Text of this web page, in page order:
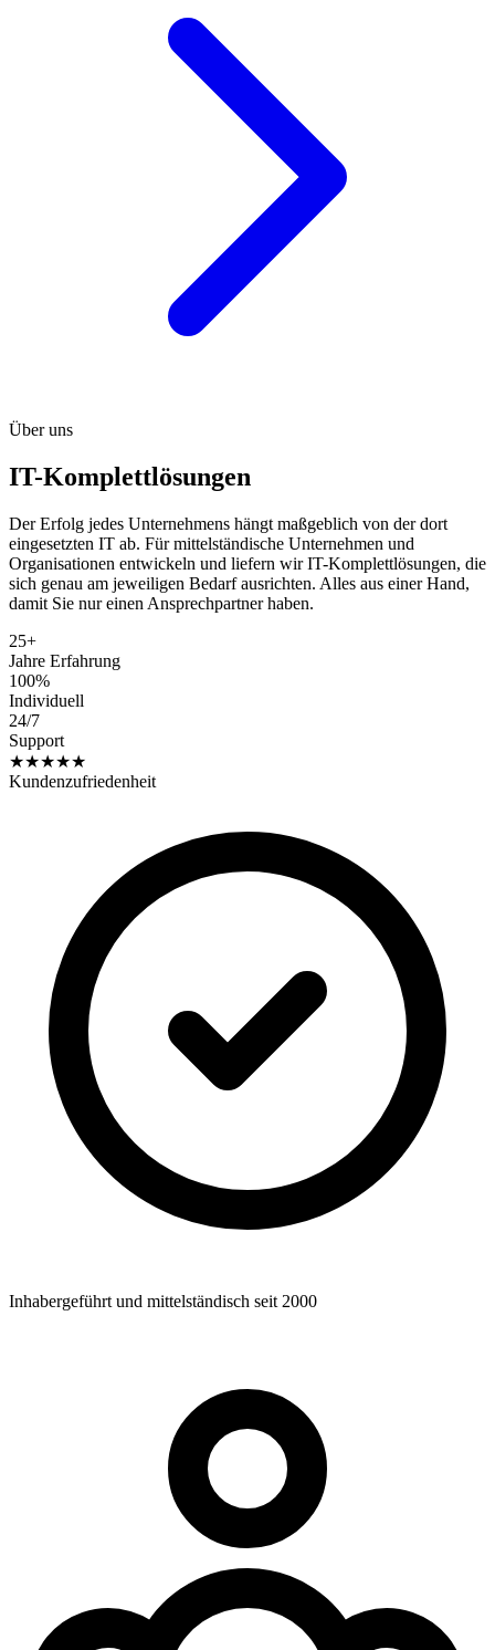
Über uns
IT-Komplettlösungen
Der Erfolg jedes Unternehmens hängt maßgeblich von der dort
eingesetzten IT ab. Für mittelständische Unternehmen und
Organisationen entwickeln und liefern wir IT-Komplettlösungen, die
sich genau am jeweiligen Bedarf ausrichten. Alles aus einer Hand,
damit Sie nur einen Ansprechpartner haben.
25+
Jahre Erfahrung
100%
Individuell
24/7
Support
★★★★★
Kundenzufriedenheit
Inhabergeführt und mittelständisch seit 2000